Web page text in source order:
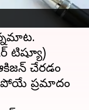
వారిని ఐపీఎఫ్
ఐపీఎఫ్ అంటే
టిష్యూ)
చేరడం
ప్రమాదం